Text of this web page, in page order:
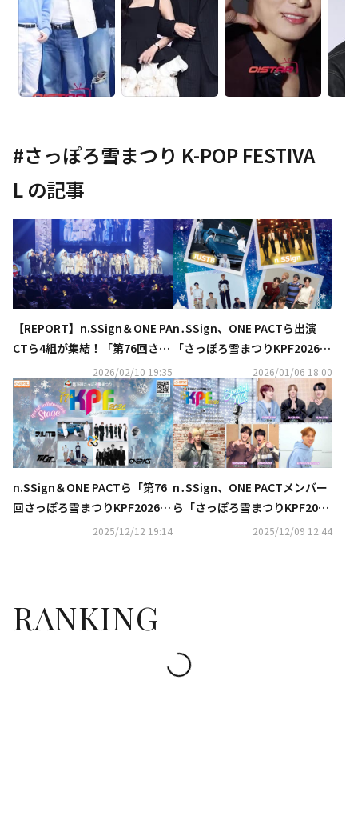
#さっぽろ雪まつり K-POP FESTIVA
L の記事
【REPORT】n.SSign＆ONE PA
CTら4組が集結！「第76回さっ
ぽろ雪まつりKPF2026」で一夜
限りの豪華ステージ披露
2026/02/10 19:35
n․SSign、ONE PACTら出演
「さっぽろ雪まつりKPF2026」
公式ポスターを初公開2026/01/06 18:00
n.SSign＆ONE PACTら「第76
回さっぽろ雪まつりKPF2026」
でスペシャルコラボステージを
2025/12/12 19:14
n․SSign、ONE PACTメンバー
ら「さっぽろ雪まつりKPF202
6」スペシャルMCよりメッセー
2025/12/09 12:44
RANKING